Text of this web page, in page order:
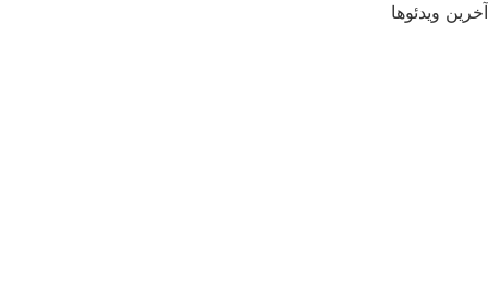
آخرین ویدئوها